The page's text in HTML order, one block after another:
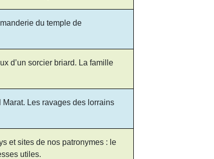
du temple de
d’un sorcier briard. La famille
Les ravages des lorrains
et sites de nos patronymes : le
utiles.